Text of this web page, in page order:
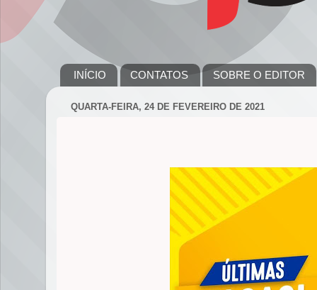
INÍCIO CONTATOS SOBRE O EDITOR
QUARTA-FEIRA, 24 DE FEVEREIRO DE 2021